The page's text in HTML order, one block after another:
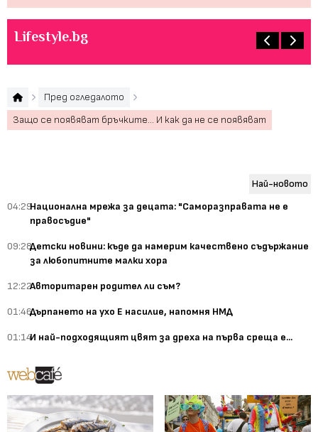
Lifestyle.bg
Пред огледалото
Защо се появяват бръчките... И как да не се появяват
Най-новото
04:29Национална мрежа за децата: "Саморазправата не е
правосъдие"
09:28Детски новини: къде да намерим качествено съдържание
за любопитните малки хора
12:22Авторитарен родител ли съм?
01:46Дърпането на ухо Е насилие, напомня НМД
01:14И най-подходящият цвят за дреха на първа среща е...